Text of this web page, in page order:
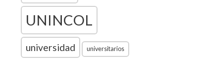
UNINCOL
universidad universitarios